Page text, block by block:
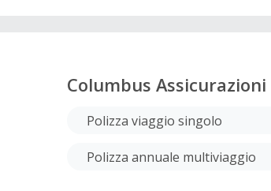
Columbus Assicurazioni
Polizza viaggio singolo
Polizza annuale multiviaggio